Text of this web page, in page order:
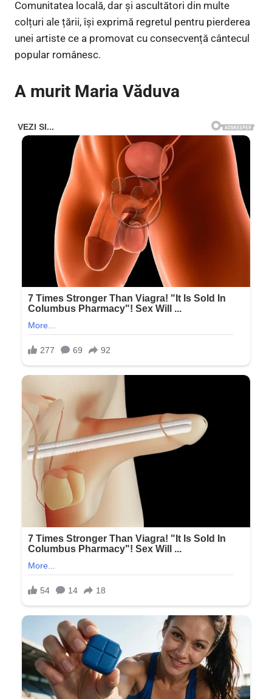
Comunitatea locală, dar și ascultători din multe
colțuri ale țării, își exprimă regretul pentru pierderea
unei artiste ce a promovat cu consecvență cântecul
popular românesc.
A murit Maria Văduva